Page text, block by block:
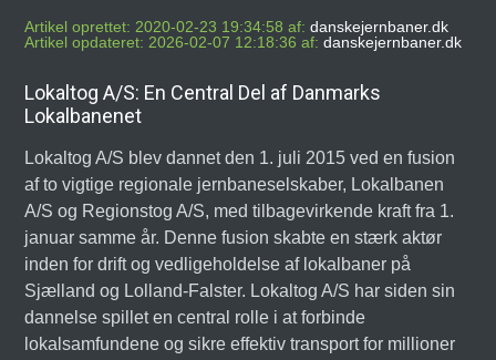
Artikel oprettet: 2020-02-23 19:34:58 af: danskejernbaner.dk
Artikel opdateret: 2026-02-07 12:18:36 af: danskejernbaner.dk
Lokaltog A/S: En Central Del af Danmarks
Lokalbanenet
Lokaltog A/S blev dannet den 1. juli 2015 ved en fusion
af to vigtige regionale jernbaneselskaber, Lokalbanen
A/S og Regionstog A/S, med tilbagevirkende kraft fra 1.
januar samme år. Denne fusion skabte en stærk aktør
inden for drift og vedligeholdelse af lokalbaner på
Sjælland og Lolland-Falster. Lokaltog A/S har siden sin
dannelse spillet en central rolle i at forbinde
lokalsamfundene og sikre effektiv transport for millioner